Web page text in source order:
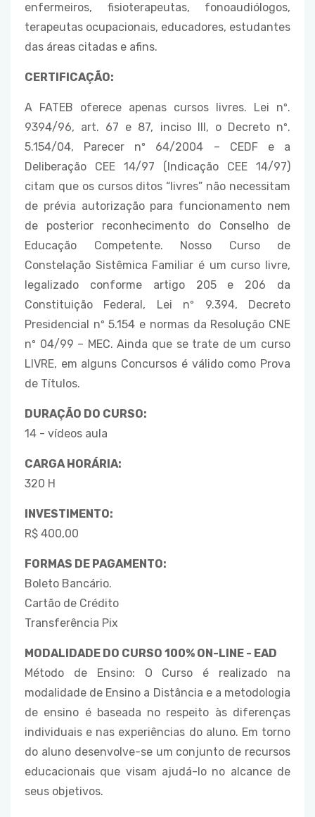
enfermeiros, fisioterapeutas, fonoaudiólogos,
terapeutas ocupacionais, educadores, estudantes
das áreas citadas e afins.
CERTIFICAÇÃO:
A FATEB oferece apenas cursos livres. Lei nº.
9394/96, art. 67 e 87, inciso III, o Decreto nº.
5.154/04, Parecer nº 64/2004 – CEDF e a
Deliberação CEE 14/97 (Indicação CEE 14/97)
citam que os cursos ditos “livres” não necessitam
de prévia autorização para funcionamento nem
de posterior reconhecimento do Conselho de
Educação Competente. Nosso Curso de
Constelação Sistêmica Familiar é um curso livre,
legalizado conforme artigo 205 e 206 da
Constituição Federal, Lei nº 9.394, Decreto
Presidencial nº 5.154 e normas da Resolução CNE
nº 04/99 – MEC. Ainda que se trate de um curso
LIVRE, em alguns Concursos é válido como Prova
de Títulos.
DURAÇÃO DO CURSO:
14 - vídeos aula
CARGA HORÁRIA:
320 H
INVESTIMENTO:
R$ 400,00
FORMAS DE PAGAMENTO:
Boleto Bancário.
Cartão de Crédito
Transferência Pix
MODALIDADE DO CURSO 100% ON-LINE - EAD
Método de Ensino: O Curso é realizado na
modalidade de Ensino a Distância e a metodologia
de ensino é baseada no respeito às diferenças
individuais e nas experiências do aluno. Em torno
do aluno desenvolve-se um conjunto de recursos
educacionais que visam ajudá-lo no alcance de
seus objetivos.